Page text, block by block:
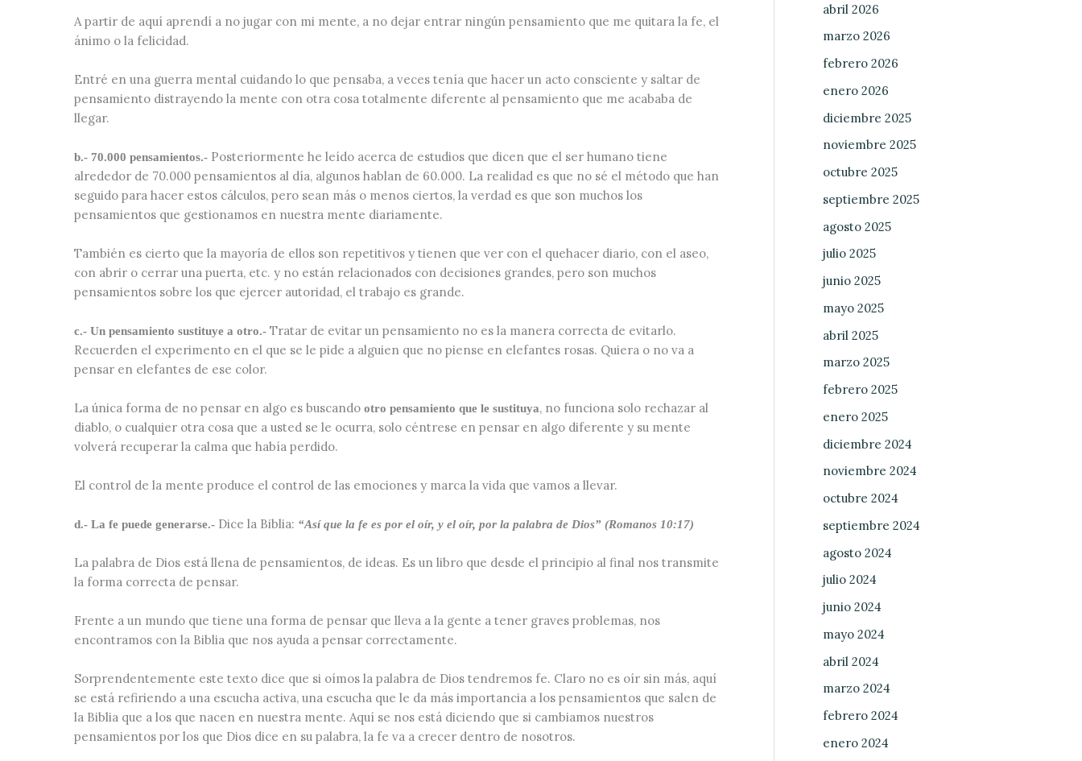
A partir de aquí aprendí a no jugar con mi mente, a no dejar entrar ningún pensamiento que me quitara la fe, el
ánimo o la felicidad.
Entré en una guerra mental cuidando lo que pensaba, a veces tenía que hacer un acto consciente y saltar de
pensamiento distrayendo la mente con otra cosa totalmente diferente al pensamiento que me acababa de
llegar.
b.- 70.000 pensamientos.- Posteriormente he leído acerca de estudios que dicen que el ser humano tiene
alrededor de 70.000 pensamientos al día, algunos hablan de 60.000. La realidad es que no sé el método que han
seguido para hacer estos cálculos, pero sean más o menos ciertos, la verdad es que son muchos los
pensamientos que gestionamos en nuestra mente diariamente.
También es cierto que la mayoría de ellos son repetitivos y tienen que ver con el quehacer diario, con el aseo,
con abrir o cerrar una puerta, etc. y no están relacionados con decisiones grandes, pero son muchos
pensamientos sobre los que ejercer autoridad, el trabajo es grande.
c.- Un pensamiento sustituye a otro.- Tratar de evitar un pensamiento no es la manera correcta de evitarlo.
Recuerden el experimento en el que se le pide a alguien que no piense en elefantes rosas. Quiera o no va a
pensar en elefantes de ese color.
La única forma de no pensar en algo es buscando otro pensamiento que le sustituya, no funciona solo rechazar al
diablo, o cualquier otra cosa que a usted se le ocurra, solo céntrese en pensar en algo diferente y su mente
volverá recuperar la calma que había perdido.
El control de la mente produce el control de las emociones y marca la vida que vamos a llevar.
d.- La fe puede generarse.- Dice la Biblia: “Así que la fe es por el oír, y el oír, por la palabra de Dios” (Romanos 10:17)
La palabra de Dios está llena de pensamientos, de ideas. Es un libro que desde el principio al final nos transmite
la forma correcta de pensar.
Frente a un mundo que tiene una forma de pensar que lleva a la gente a tener graves problemas, nos
encontramos con la Biblia que nos ayuda a pensar correctamente.
Sorprendentemente este texto dice que si oímos la palabra de Dios tendremos fe. Claro no es oír sin más, aquí
se está refiriendo a una escucha activa, una escucha que le da más importancia a los pensamientos que salen de
la Biblia que a los que nacen en nuestra mente. Aquí se nos está diciendo que si cambiamos nuestros
pensamientos por los que Dios dice en su palabra, la fe va a crecer dentro de nosotros.
abril 2026
marzo 2026
febrero 2026
enero 2026
diciembre 2025
noviembre 2025
octubre 2025
septiembre 2025
agosto 2025
julio 2025
junio 2025
mayo 2025
abril 2025
marzo 2025
febrero 2025
enero 2025
diciembre 2024
noviembre 2024
octubre 2024
septiembre 2024
agosto 2024
julio 2024
junio 2024
mayo 2024
abril 2024
marzo 2024
febrero 2024
enero 2024